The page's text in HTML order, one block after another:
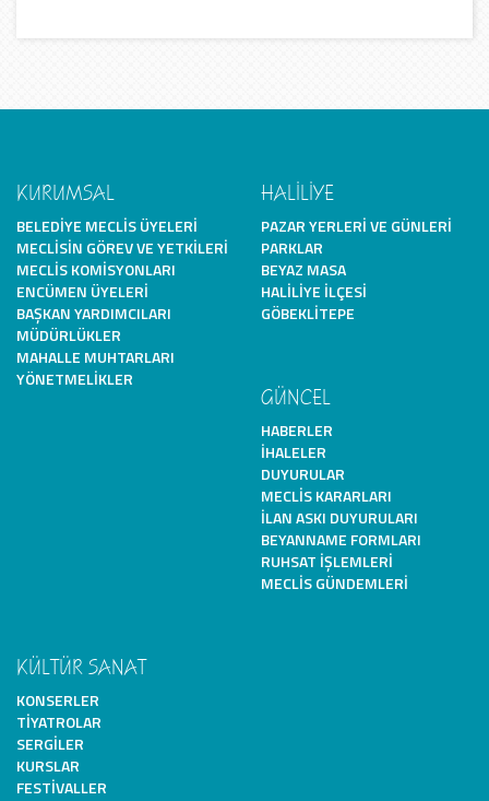
KURUMSAL
BELEDIYE MECLIS ÜYELERI
MECLISIN GÖREV VE YETKILERI
MECLIS KOMISYONLARI
ENCÜMEN ÜYELERI
BAŞKAN YARDIMCILARI
MÜDÜRLÜKLER
MAHALLE MUHTARLARI
YÖNETMELIKLER
HALİLİYE
PAZAR YERLERI VE GÜNLERI
PARKLAR
BEYAZ MASA
HALILIYE İLÇESI
GÖBEKLITEPE
GÜNCEL
HABERLER
İHALELER
DUYURULAR
MECLIS KARARLARI
İLAN ASKI DUYURULARI
BEYANNAME FORMLARI
RUHSAT İŞLEMLERI
MECLIS GÜNDEMLERI
KÜLTÜR SANAT
KONSERLER
TIYATROLAR
SERGILER
KURSLAR
FESTIVALLER